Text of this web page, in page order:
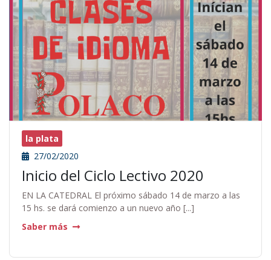
la plata
27/02/2020
Inicio del Ciclo Lectivo 2020
EN LA CATEDRAL El próximo sábado 14 de marzo a las
15 hs. se dará comienzo a un nuevo año [...]
Saber más